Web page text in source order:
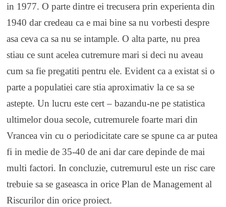
in 1977. O parte dintre ei trecusera prin experienta din
1940 dar credeau ca e mai bine sa nu vorbesti despre
asa ceva ca sa nu se intample. O alta parte, nu prea
stiau ce sunt acelea cutremure mari si deci nu aveau
cum sa fie pregatiti pentru ele. Evident ca a existat si o
parte a populatiei care stia aproximativ la ce sa se
astepte. Un lucru este cert – bazandu-ne pe statistica
ultimelor doua secole, cutremurele foarte mari din
Vrancea vin cu o periodicitate care se spune ca ar putea
fi in medie de 35-40 de ani dar care depinde de mai
multi factori. In concluzie, cutremurul este un risc care
trebuie sa se gaseasca in orice Plan de Management al
Riscurilor din orice proiect.